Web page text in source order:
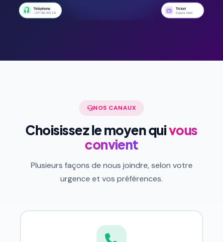
NOS CANAUX
Choisissez le moyen quivous
convient
Plusieurs façons de nous joindre, selon votre
urgence et vos préférences.